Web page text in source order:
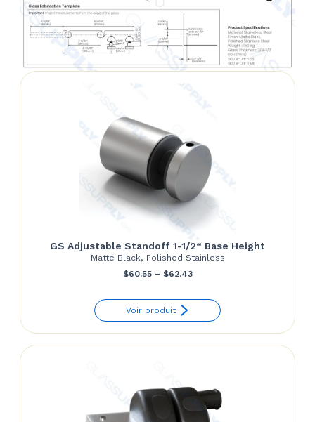
GS Adjustable Standoff 1-1/2“ Base Height
Matte Black, Polished Stainless
$60.55 – $62.43Price
$60.55
through
Voir produit